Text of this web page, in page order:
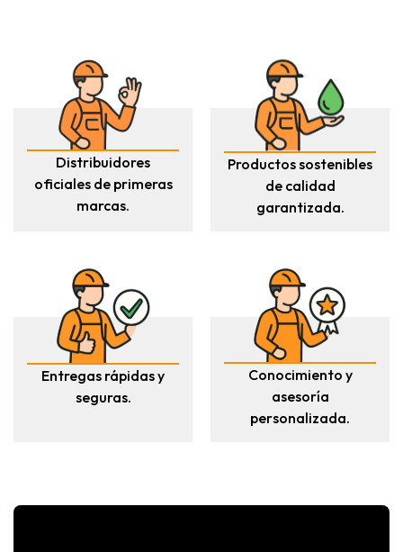
Distribuidores
oficiales de primeras
marcas.
Productos sostenibles
de calidad
garantizada.
Entregas rápidas y
seguras.
Conocimiento y
asesoría
personalizada.